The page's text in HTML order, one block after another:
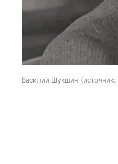
Василий Шукшин источник: